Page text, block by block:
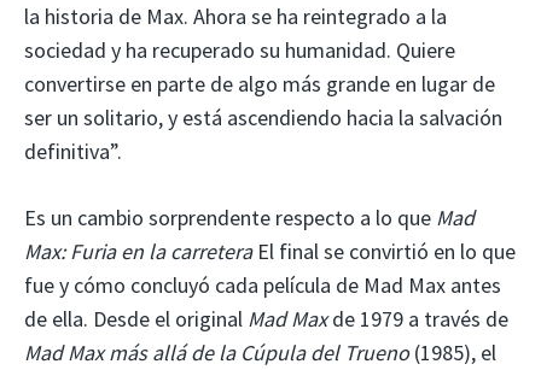
la historia de Max. Ahora se ha reintegrado a la
sociedad y ha recuperado su humanidad. Quiere
convertirse en parte de algo más grande en lugar de
ser un solitario, y está ascendiendo hacia la salvación
definitiva”.
Es un cambio sorprendente respecto a lo que Mad
Max: Furia en la carretera El final se convirtió en lo que
fue y cómo concluyó cada película de Mad Max antes
de ella. Desde el original Mad Maxde 1979 a través de
Mad Max más allá de la Cúpula del Trueno(1985), el